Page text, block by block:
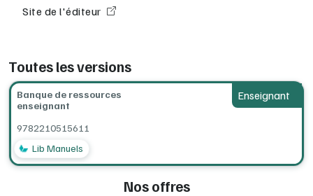
Les fiches d’évaluation et de remédiation modifiables.
Des activités d’expression orale pour mettre en œuvre les
notions de langue.
Les corrigés de tous les exercices.
classe, les ressources associées (dont les corrigés) sont
uniquement mises à disposition des enseignants dans le cadre
de la préparation de leurs cours. Ces ressources ne sont donc
pas accessibles aux parents et aux élèves.
Site de l'éditeur
Toutes les versions
Enseignant
Banque de ressources
enseignant
9782210515611
Lib Manuels
Nos offres